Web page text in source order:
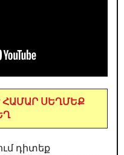
ՀԱՄԱՐ ՍԵՂՄԵՔ
դիտեք